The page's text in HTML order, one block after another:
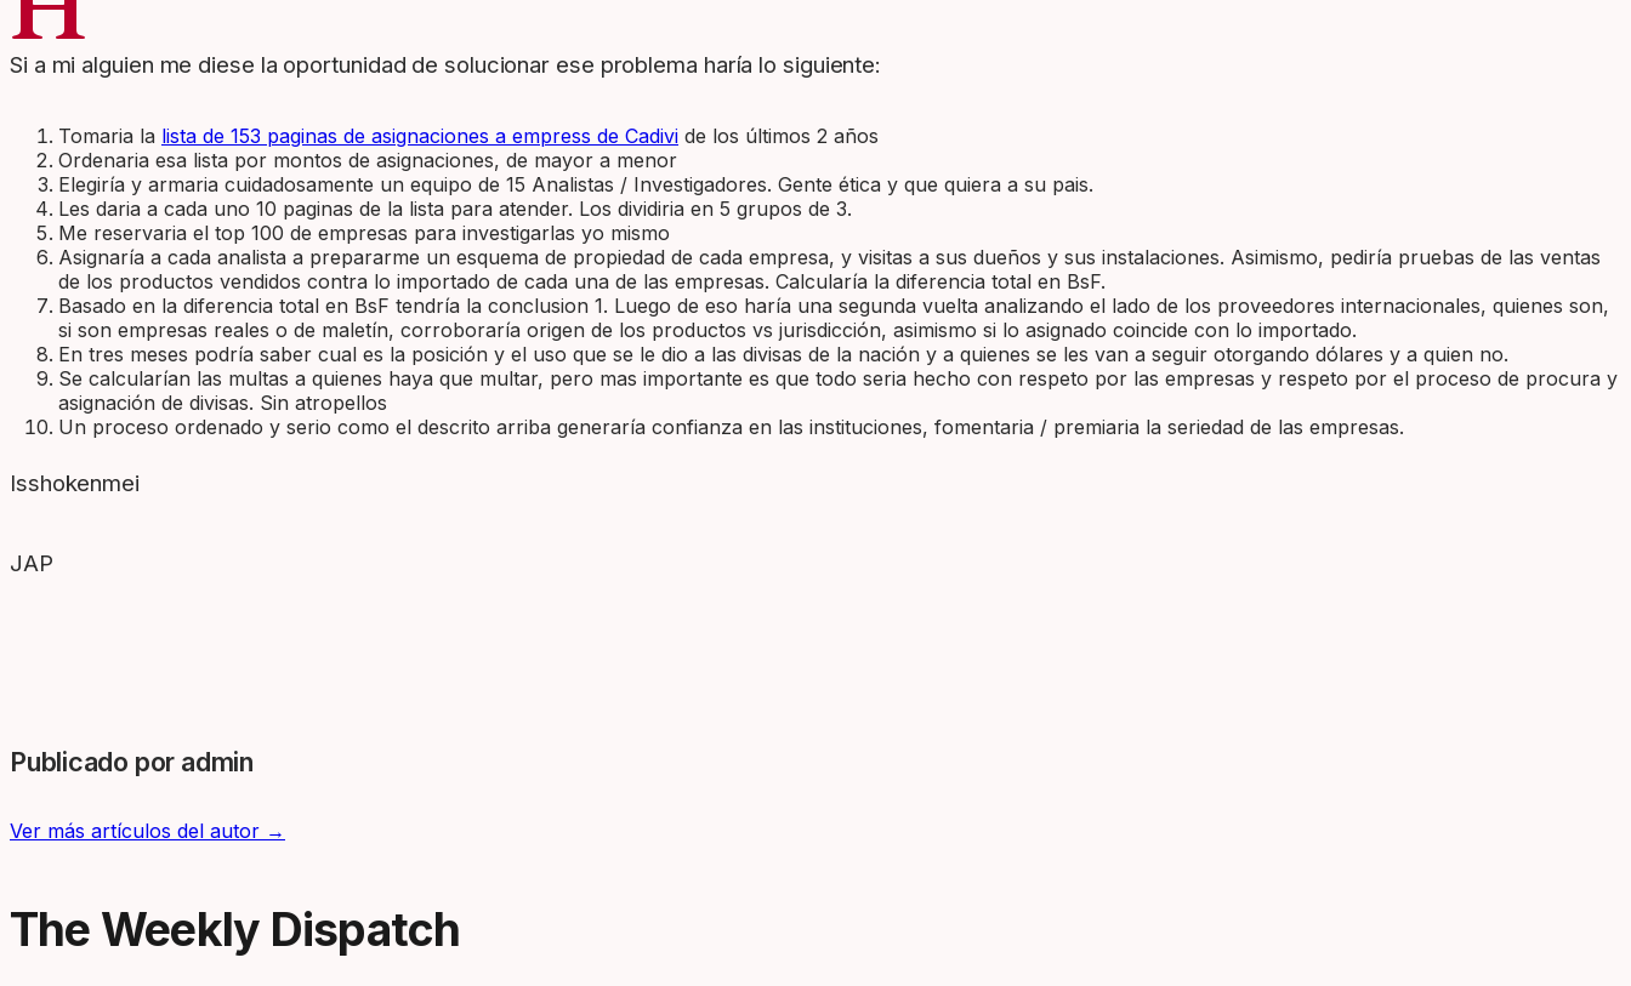
Si a mi alguien me diese la oportunidad de solucionar ese problema haría lo siguiente:
Tomaria la lista de 153 paginas de asignaciones a empress de Cadivi de los últimos 2 años
Ordenaria esa lista por montos de asignaciones, de mayor a menor
Elegiría y armaria cuidadosamente un equipo de 15 Analistas / Investigadores. Gente ética y que quiera a su pais.
Les daria a cada uno 10 paginas de la lista para atender. Los dividiria en 5 grupos de 3.
Me reservaria el top 100 de empresas para investigarlas yo mismo
Asignaría a cada analista a prepararme un esquema de propiedad de cada empresa, y visitas a sus dueños y sus instalaciones. Asimismo, pediría pruebas de las ventas
de los productos vendidos contra lo importado de cada una de las empresas. Calcularía la diferencia total en BsF.
Basado en la diferencia total en BsF tendría la conclusion 1. Luego de eso haría una segunda vuelta analizando el lado de los proveedores internacionales, quienes son,
si son empresas reales o de maletín, corroboraría origen de los productos vs jurisdicción, asimismo si lo asignado coincide con lo importado.
En tres meses podría saber cual es la posición y el uso que se le dio a las divisas de la nación y a quienes se les van a seguir otorgando dólares y a quien no.
Se calcularían las multas a quienes haya que multar, pero mas importante es que todo seria hecho con respeto por las empresas y respeto por el proceso de procura y
asignación de divisas. Sin atropellos
Un proceso ordenado y serio como el descrito arriba generaría confianza en las instituciones, fomentaria / premiaria la seriedad de las empresas.
Isshokenmei
JAP
Publicado por admin
Ver más artículos del autor →
The Weekly Dispatch